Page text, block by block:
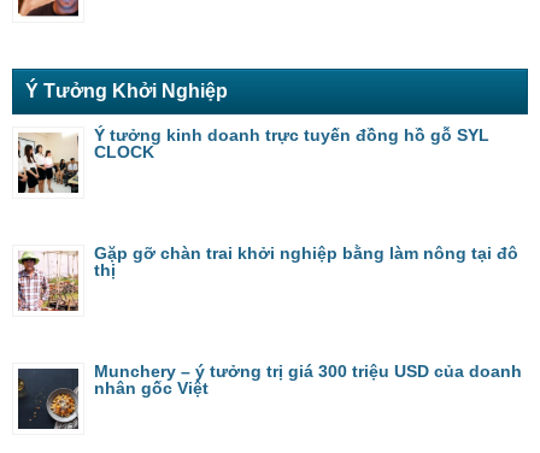
Ý Tưởng Khởi Nghiệp
Ý tưởng kinh doanh trực tuyến đồng hồ gỗ SYL
CLOCK
Gặp gỡ chàn trai khởi nghiệp bằng làm nông tại đô
thị
Munchery – ý tưởng trị giá 300 triệu USD của doanh
nhân gốc Việt